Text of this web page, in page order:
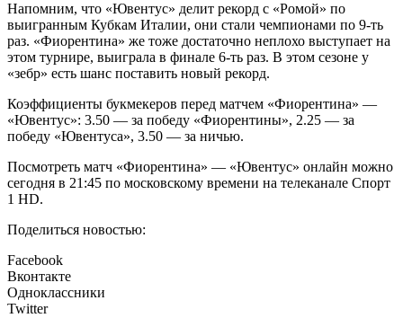
Напомним, что «Ювентус» делит рекорд с «Ромой» по
выигранным Кубкам Италии, они стали чемпионами по 9-ть
раз. «Фиорентина» же тоже достаточно неплохо выступает на
этом турнире, выиграла в финале 6-ть раз. В этом сезоне у
«зебр» есть шанс поставить новый рекорд.
Коэффициенты букмекеров перед матчем «Фиорентина» —
«Ювентус»: 3.50 — за победу «Фиорентины», 2.25 — за
победу «Ювентуса», 3.50 — за ничью.
Посмотреть матч «Фиорентина» — «Ювентус» онлайн можно
сегодня в 21:45 по московскому времени на телеканале Спорт
1 HD.
Поделиться новостью:
Facebook
Вконтакте
Одноклассники
Twitter